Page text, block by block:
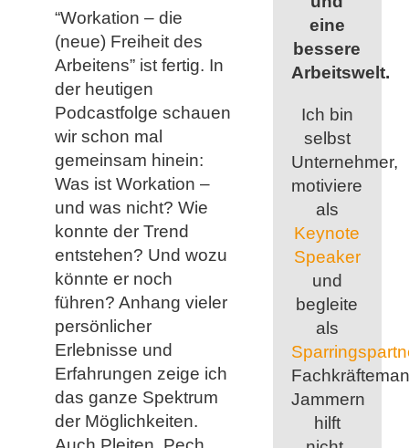
“Workation – die
(neue) Freiheit des
Arbeitens” ist fertig. In
der heutigen
Podcastfolge schauen
wir schon mal
gemeinsam hinein:
Was ist Workation –
und was nicht? Wie
konnte der Trend
entstehen? Und wozu
könnte er noch
führen? Anhang vieler
persönlicher
Erlebnisse und
Erfahrungen zeige ich
das ganze Spektrum
der Möglichkeiten.
eine
bessere
Arbeitswelt.
Ich bin
selbst
Unternehmer,
motiviere
als
Keynote
Speaker
und
begleite
als
Jammern
hilft